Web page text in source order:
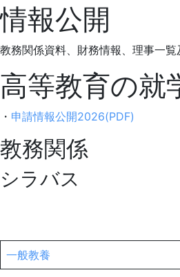
唐
津
ビ
ジ
ネ
ス
レ
情報公開
教務関係資料、財務情報、理事一
高等教育の就
・ 申請情報公開2026(PDF)
教務関係
シラバス
一般教養